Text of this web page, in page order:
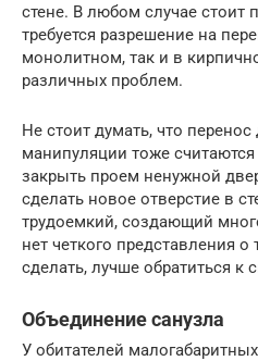
стене. В любом случае стоит
требуется разрешение на
монолитном, так и в
различных проблем.
Не стоит думать, что перенос
манипуляции тоже
закрыть проем ненужной
сделать новое отверстие в
трудоемкий, создающий
нет четкого представления
сделать, лучше обратиться к
Объединение санузла
У обитателей